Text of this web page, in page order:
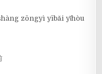
zōngyì yībǎi yǐhòu